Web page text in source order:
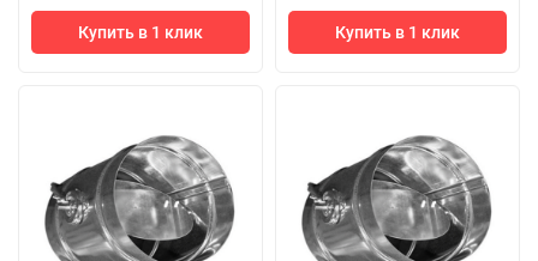
Купить в 1 клик Купить в 1 клик